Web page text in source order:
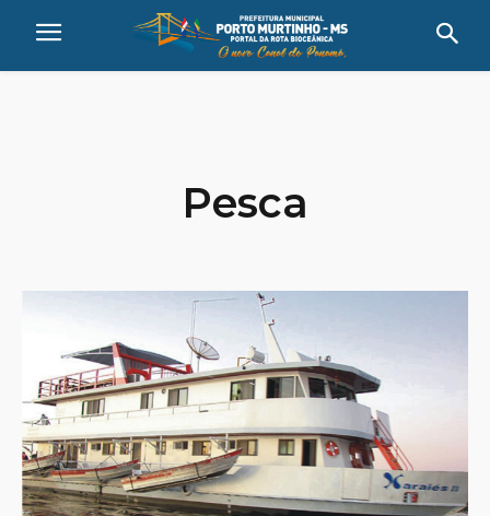
Pesca